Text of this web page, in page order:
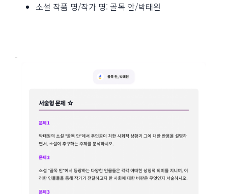
소설 작품 명/작가 명: 골목 안/박태원